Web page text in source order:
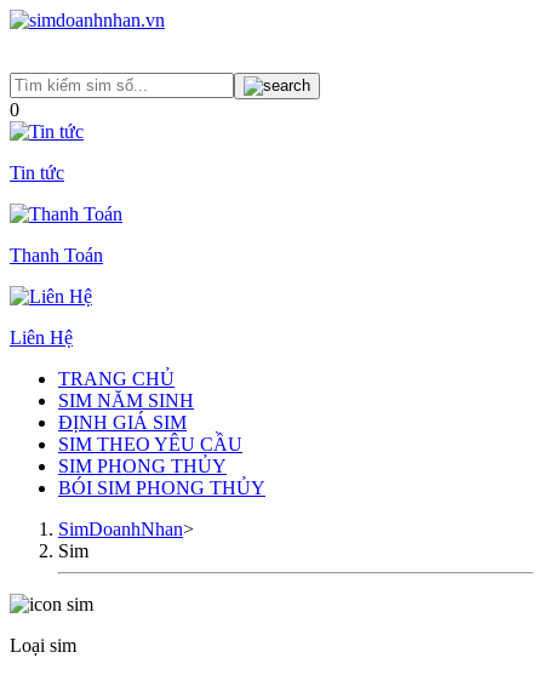
0
Tin tức
Thanh Toán
Liên Hệ
TRANG CHỦ
SIM NĂM SINH
ĐỊNH GIÁ SIM
SIM THEO YÊU CẦU
SIM PHONG THỦY
BÓI SIM PHONG THỦY
SimDoanhNhan>
Sim
Loại sim